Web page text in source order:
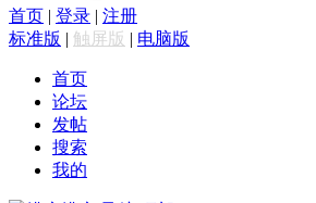
首页 | 登录 | 注册
标准版 | 触屏版 | 电脑版
首页
论坛
发帖
搜索
我的